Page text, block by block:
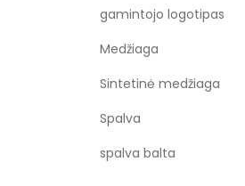
gamintojo logotipas
Medžiaga
Sintetinė medžiaga
Spalva
spalva balta